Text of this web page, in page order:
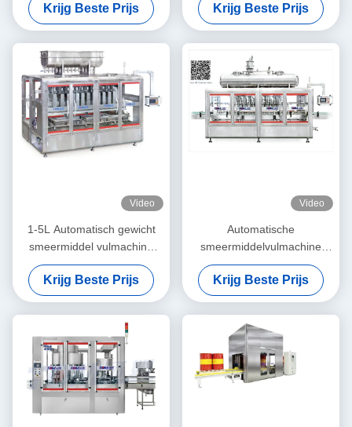
Krijg Beste Prijs Krijg Beste Prijs
Video
1-5L Automatisch gewicht
smeermiddel vulmachine
Lub olie motor olie
koelmiddel remvloeistof
Krijg Beste Prijs
Video
Automatische
smeermiddelvulmachine
PLC-gestuurd 1L-5L lineair
type
Krijg Beste Prijs